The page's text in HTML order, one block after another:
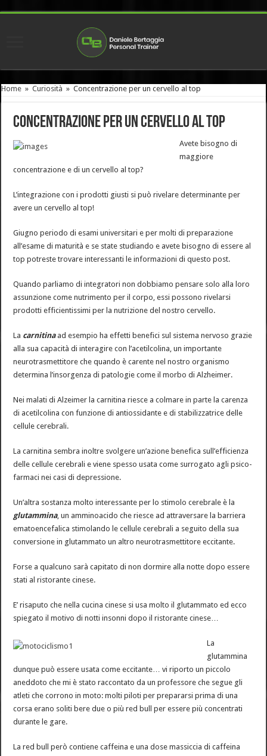
Home » Curiosità » Concentrazione per un cervello al top
Concentrazione per un cervello al top
Avete bisogno di
maggiore
concentrazione e di un cervello al top?
L’integrazione con i prodotti giusti si può rivelare determinante per
avere un cervello al top!
Giugno periodo di esami universitari e per molti di preparazione
all’esame di maturità e se state studiando e avete bisogno di essere al
top potreste trovare interessanti le informazioni di questo post.
Quando parliamo di integratori non dobbiamo pensare solo alla loro
assunzione come nutrimento per il corpo, essi possono rivelarsi
prodotti efficientissimi per la nutrizione del nostro cervello.
La carnitinaad esempio ha effetti benefici sul sistema nervoso grazie
alla sua capacità di interagire con l’acetilcolina, un importante
neurotrasmettitore che quando è carente nel nostro organismo
determina l’insorgenza di patologie come il morbo di Alzheimer.
Nei malati di Alzeimer la carnitina riesce a colmare in parte la carenza
di acetilcolina con funzione di antiossidante e di stabilizzatrice delle
cellule cerebrali.
La carnitina sembra inoltre svolgere un’azione benefica sull’efficienza
delle cellule cerebrali e viene spesso usata come surrogato agli psico-
farmaci nei casi di depressione.
Un’altra sostanza molto interessante per lo stimolo cerebrale è la
glutammina, un amminoacido che riesce ad attraversare la barriera
ematoencefalica stimolando le cellule cerebrali a seguito della sua
conversione in glutammato un altro neurotrasmettitore eccitante.
Forse a qualcuno sarà capitato di non dormire alla notte dopo essere
stati al ristorante cinese.
E’ risaputo che nella cucina cinese si usa molto il glutammato ed ecco
spiegato il motivo di notti insonni dopo il ristorante cinese…
La
glutammina
dunque può essere usata come eccitante… vi riporto un piccolo
aneddoto che mi è stato raccontato da un professore che segue gli
atleti che corrono in moto: molti piloti per prepararsi prima di una
corsa erano soliti bere due o più red bull per essere più concentrati
durante le gare.
La red bull però contiene caffeina e una dose massiccia di caffeina